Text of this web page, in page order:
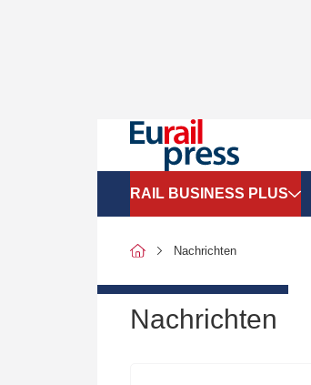
RAIL BUSINESS PLUS
SPNV-Marktdaten
Nachrichten
Nachrichten